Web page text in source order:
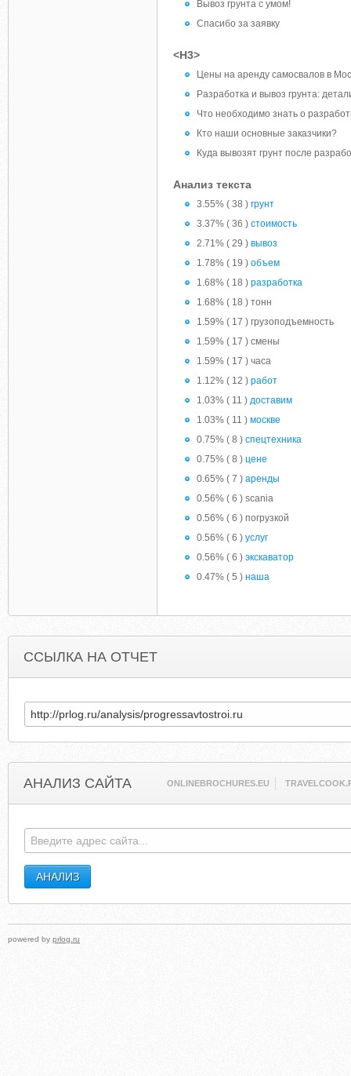
Вывоз грунта с умом!
Спасибо за заявку
<H3>
Цены на аренду самосвалов в
Разработка и вывоз грунта:
Что необходимо знать о
Кто наши основные заказчики?
Куда вывозят грунт после
Анализ текста
3.55% ( 38 ) грунт
3.37% ( 36 ) стоимость
2.71% ( 29 ) вывоз
1.78% ( 19 ) объем
1.68% ( 18 ) разработка
1.68% ( 18 ) тонн
1.59% ( 17 ) грузоподъемность
1.59% ( 17 ) смены
1.59% ( 17 ) часа
1.12% ( 12 ) работ
1.03% ( 11 ) доставим
1.03% ( 11 ) москве
0.75% ( 8 ) спецтехника
0.75% ( 8 ) цене
0.65% ( 7 ) аренды
0.56% ( 6 ) scania
0.56% ( 6 ) погрузкой
0.56% ( 6 ) услуг
0.56% ( 6 ) экскаватор
0.47% ( 5 ) наша
ССЫЛКА НА ОТЧЕТ
АНАЛИЗ САЙТА ONLINEBROCHURES.EU
powered by prlog.ru